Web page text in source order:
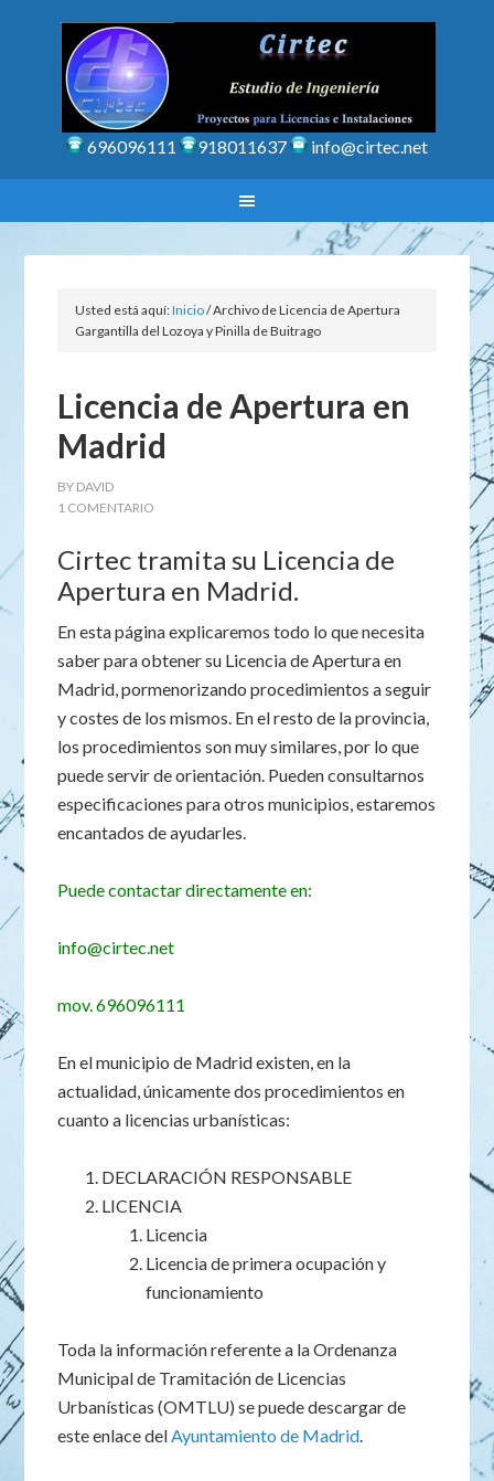
696096111 918011637 info@cirtec.net
Usted está aquí:Inicio/Archivo de Licencia de Apertura
Gargantilla del Lozoya y Pinilla de Buitrago
Licencia de Apertura en
Madrid
BY DAVID
1 COMENTARIO
Cirtec tramita su Licencia de
Apertura en Madrid.
En esta página explicaremos todo lo que necesita
saber para obtener su Licencia de Apertura en
Madrid, pormenorizando procedimientos a seguir
y costes de los mismos. En el resto de la provincia,
los procedimientos son muy similares, por lo que
puede servir de orientación. Pueden consultarnos
especificaciones para otros municipios, estaremos
encantados de ayudarles.
Puede contactar directamente en:
info@cirtec.net
mov. 696096111
En el municipio de Madrid existen, en la
actualidad, únicamente dos procedimientos en
cuanto a licencias urbanísticas:
DECLARACIÓN RESPONSABLE
LICENCIA
Licencia
Licencia de primera ocupación y
funcionamiento
Toda la información referente a la Ordenanza
Municipal de Tramitación de Licencias
Urbanísticas (OMTLU) se puede descargar de
este enlace delAyuntamiento de Madrid.